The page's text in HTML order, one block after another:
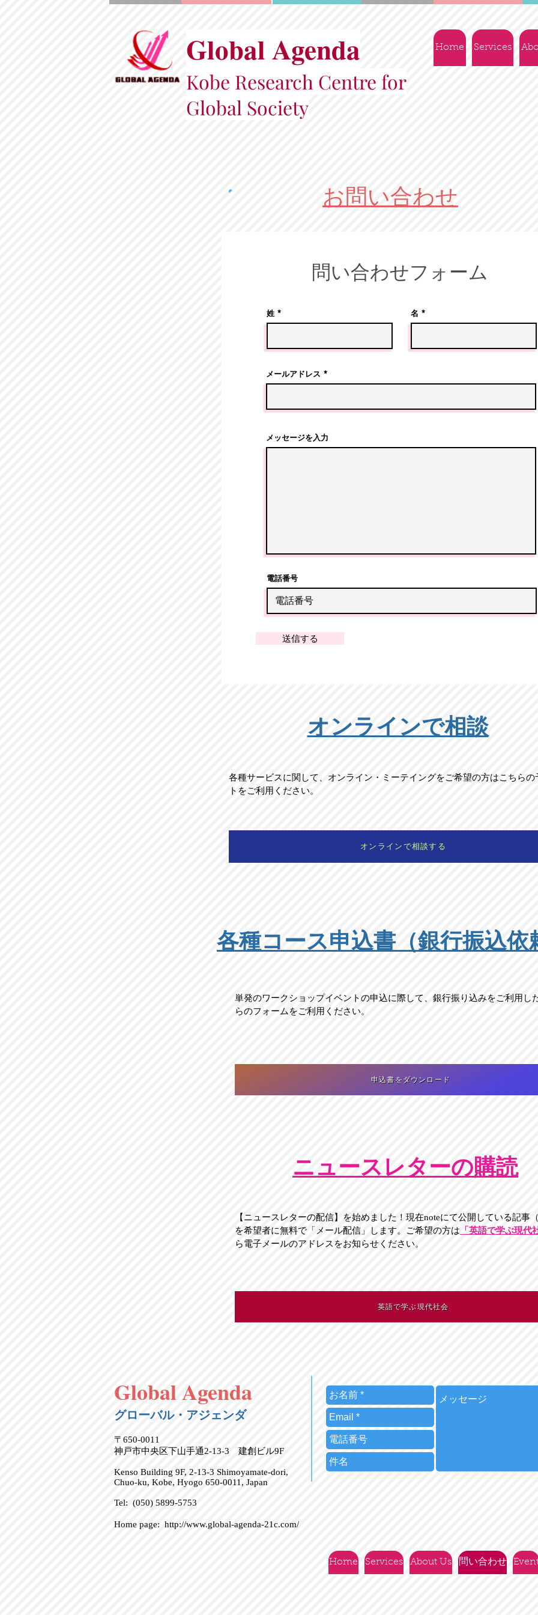
Global Agenda
Kobe Research Centre for
Global Society
Home Services
お問い合わせ
​問い合わせフォーム
姓 名
メールアドレス
メッセージを入力
電話番号
送信する
​オンラインで相談
各種サービスに関して、オンライン・ミーテイングをご希望の方はこちらの
トをご利用ください。
オンラインで相談する
各種コース申込書（銀行振込依
単発のワークショップイベントの申込に際して、銀行振り込みをご利用し
らのフォームをご利用ください。
申込書をダウンロード
​ニュースレターの購読​
【ニュースレターの配信】を始めました！現在noteにて公開している記事
を希望者に無料で「メール配信」します。ご希望の方は 「英語で学ぶ現代
ら電子メールのアドレスをお知らせください。
英語で学ぶ現代社会
Global Agenda
グローバル・アジェンダ
〒650-0011
神戸市中央区下山手通2-13-3 建創ビル9F
Kenso Building 9F, 2-13-3 Shimoyamate-dori,
Chuo-ku, Kobe, Hyogo 650-0011, Japan
Tel: (050) 5899-5753
Home page: http://www.global-agenda-21c.com/
Home Services About Us 問い合わせ